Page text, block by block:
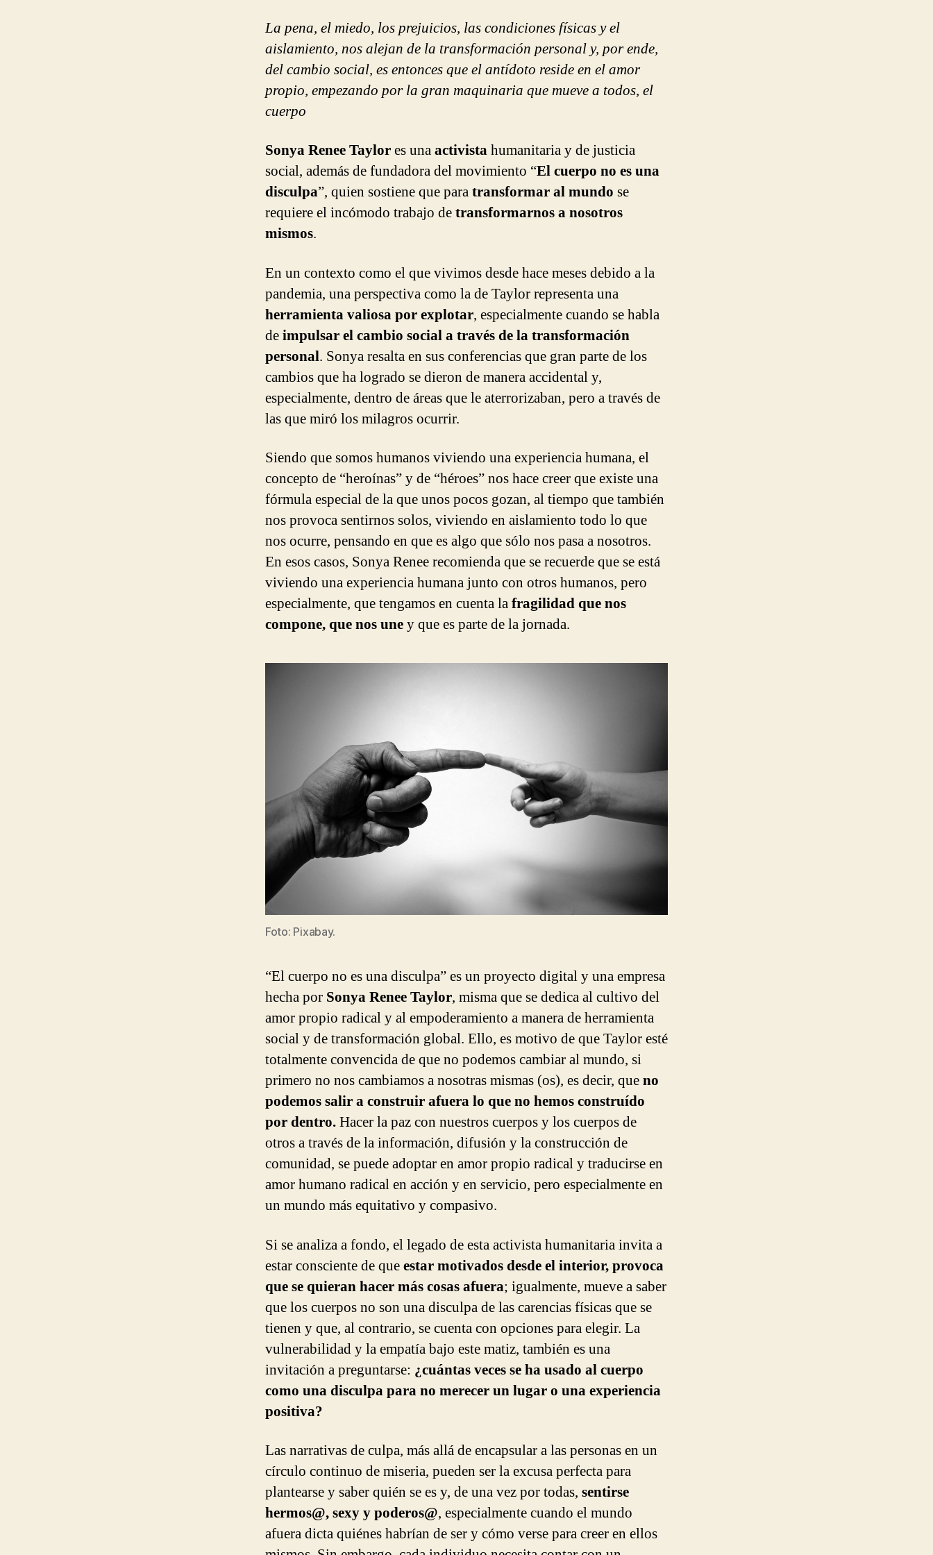
La pena, el miedo, los prejuicios, las condiciones físicas y el
aislamiento, nos alejan de la transformación personal y, por ende,
del cambio social, es entonces que el antídoto reside en el amor
propio, empezando por la gran maquinaria que mueve a todos, el
cuerpo
Sonya Renee Taylores unaactivistahumanitaria y de justicia
social, además de fundadora del movimiento “El cuerpo no es una
disculpa”, quien sostiene que paratransformar al mundo se
requiere el incómodo trabajo detransformarnos a nosotros
mismos.
En un contexto como el que vivimos desde hace meses debido a la
pandemia, una perspectiva como la de Taylor representa una
herramienta valiosa por explotar, especialmente cuando se habla
deimpulsar el cambio social a través de la transformación
personal. Sonya resalta en sus conferencias que gran parte de los
cambios que ha logrado se dieron de manera accidental y,
especialmente, dentro de áreas que le aterrorizaban, pero a través de
las que miró los milagros ocurrir.
Siendo que somos humanos viviendo una experiencia humana, el
concepto de “heroínas” y de “héroes” nos hace creer que existe una
fórmula especial de la que unos pocos gozan, al tiempo que también
nos provoca sentirnos solos, viviendo en aislamiento todo lo que
nos ocurre, pensando en que es algo que sólo nos pasa a nosotros.
En esos casos, Sonya Renee recomienda que se recuerde que se está
viviendo una experiencia humana junto con otros humanos, pero
especialmente, que tengamos en cuenta lafragilidad que nos
compone, que nos uney que es parte de la jornada.
Foto: Pixabay.
“El cuerpo no es una disculpa” es un proyecto digital y una empresa
hecha por Sonya Renee Taylor, misma que se dedica al cultivo del
amor propio radical y al empoderamiento a manera de herramienta
social y de transformación global. Ello, es motivo de que Taylor esté
totalmente convencida de que no podemos cambiar al mundo, si
primero no nos cambiamos a nosotras mismas (os), es decir, queno
podemos salir a construir afuera lo que no hemos construído
por dentro.Hacer la paz con nuestros cuerpos y los cuerpos de
otros a través de la información, difusión y la construcción de
comunidad, se puede adoptar en amor propio radical y traducirse en
amor humano radical en acción y en servicio, pero especialmente en
un mundo más equitativo y compasivo.
Si se analiza a fondo, el legado de esta activista humanitaria invita a
estar consciente de queestar motivados desde el interior, provoca
que se quieran hacer más cosas afuera; igualmente, mueve a saber
que los cuerpos no son una disculpa de las carencias físicas que se
tienen y que, al contrario, se cuenta con opciones para elegir. La
vulnerabilidad y la empatía bajo este matiz, también es una
invitación a preguntarse: ¿cuántas veces se ha usado al cuerpo
como una disculpa para no merecer un lugar o una experiencia
positiva?
Las narrativas de culpa, más allá de encapsular a las personas en un
círculo continuo de miseria, pueden ser la excusa perfecta para
plantearse y saber quién se es y, de una vez por todas, sentirse
hermos@, sexy y poderos@, especialmente cuando el mundo
afuera dicta quiénes habrían de ser y cómo verse para creer en ellos